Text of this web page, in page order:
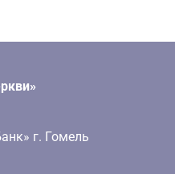
г. Гомель